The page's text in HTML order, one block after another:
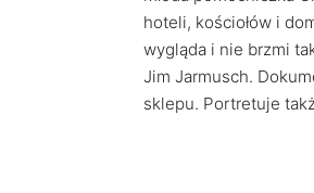
hoteli, kościołów i
wygląda i nie brzmi
Jim Jarmusch.
sklepu. Portretuje